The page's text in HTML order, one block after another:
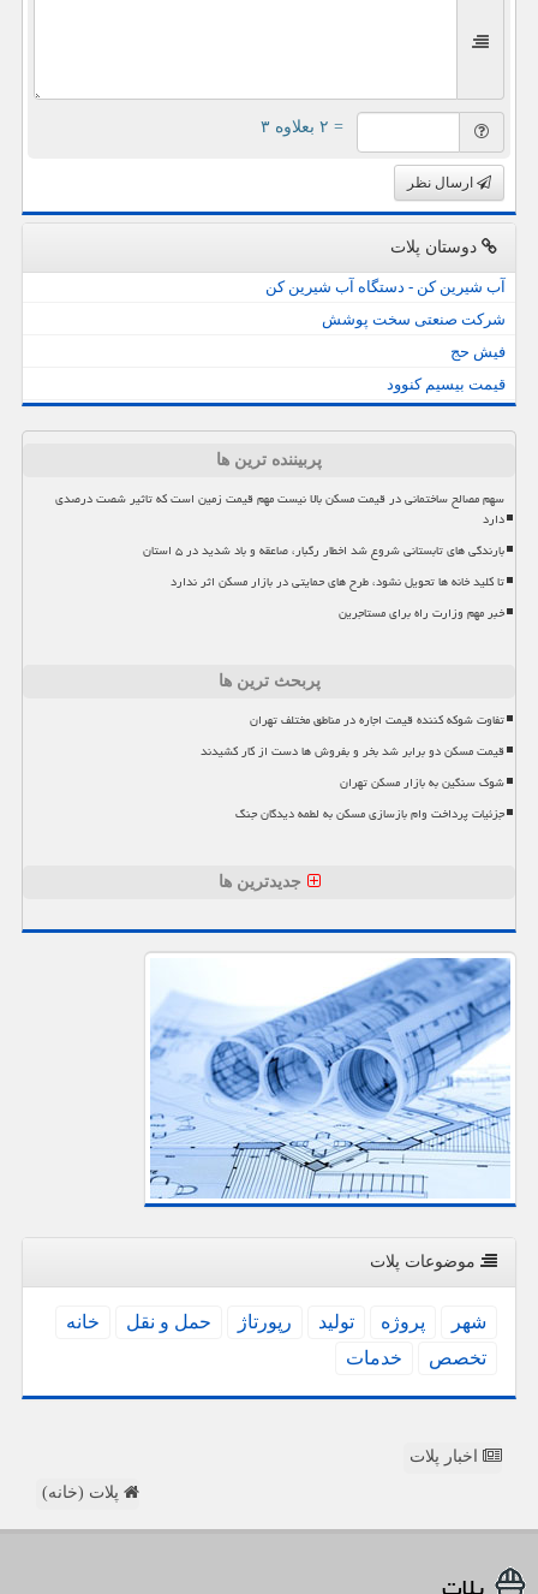
= ۲ بعلاوه ۳
ارسال نظر
دوستان پلات
آب شیرین کن - دستگاه آب شیرین کن
شرکت صنعتی سخت پوشش
فیش حج
قیمت بیسیم کنوود
پربیننده ترین ها
سهم مصالح ساختمانی در قیمت مسکن بالا نیست مهم قیمت زمین است که تاثیر شصت درصدی
دارد
بارندگی های تابستانی شروع شد اخطار رگبار، صاعقه و باد شدید در ۵ استان
تا کلید خانه ها تحویل نشود، طرح های حمایتی در بازار مسکن اثر ندارد
خبر مهم وزارت راه برای مستاجرین
پربحث ترین ها
تفاوت شوکه کننده قیمت اجاره در مناطق مختلف تهران
قیمت مسکن دو برابر شد بخر و بفروش ها دست از کار کشیدند
شوک سنگین به بازار مسکن تهران
جزئیات پرداخت وام بازسازی مسکن به لطمه دیدگان جنگ
جدیدترین ها
موضوعات پلات
شهر پروژه تولید رپورتاژ حمل و نقل
خانه
تخصص
خدمات
اخبار پلات
پلات (خانه)